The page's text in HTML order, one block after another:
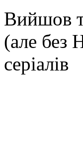
Вийшoв
(але без
серіалів